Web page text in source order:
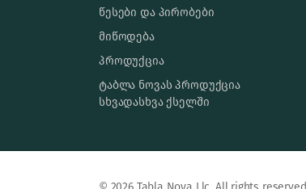
წესები და პირობები
მიწოდება
პროდუქცია
ტაბლა ნოვას პროდუქცია
სხვადასხვა ქსელში